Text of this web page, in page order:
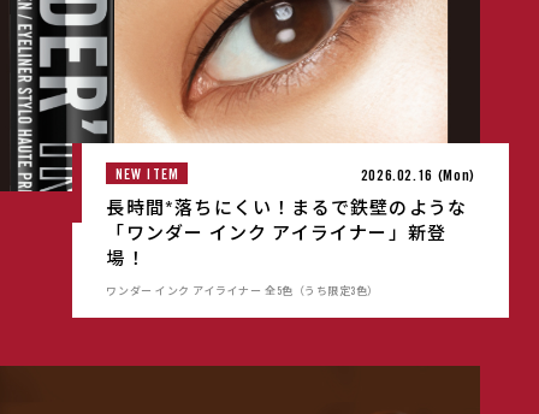
NEW ITEM 2026.02.16 (Mon)
長時間*落ちにくい！まるで鉄壁のような
「ワンダー インク アイライナー」新登
場！
ワンダー インク アイライナー 全5色（うち限定3色）